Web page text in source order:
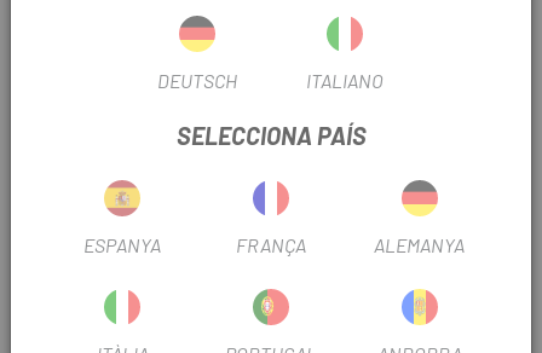
Lliure d'oli de Palma
100% Vegà
PRODUCTOS SIMILARES
DEUTSCH ITALIANO
SELECCIONA PAÍS
ESPANYA FRANÇA ALEMANYA